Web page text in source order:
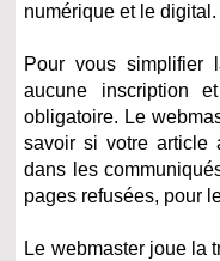
numérique et le digital.
Pour vous simplifier
aucune inscription
obligatoire. Le
savoir si votre article
dans les
pages refusées, pour
Le webmaster joue la